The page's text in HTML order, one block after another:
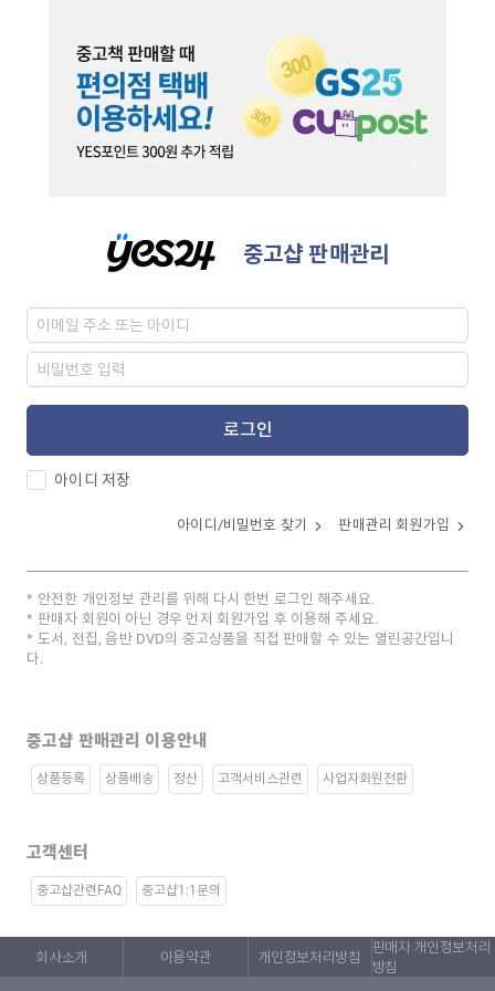
중고샵 판매관리
로그인
아이디 저장
아이디/비밀번호 찾기 판매관리 회원가입
안전한 개인정보 관리를 위해 다시 한번 로그인 해주세요.
판매자 회원이 아닌 경우 먼저 회원가입 후 이용해 주세요.
도서, 전집, 음반 DVD의 중고상품을 직접 판매할 수 있는 열린공간입니
다.
중고샵 판매관리 이용안내
상품등록 상품배송 정산 고객서비스관련 사업자회원전환
고객센터
중고샵관련FAQ 중고샵1:1문의
회사소개 이용약관 개인정보처리방침
판매자 개인정보처리
방침